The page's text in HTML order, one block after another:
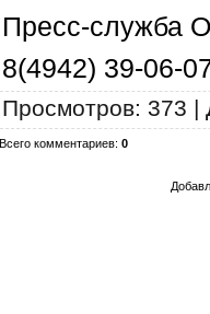
Пресс-служба
8(4942) 39-06-
Просмотров: 373 |
Всего комментариев:0